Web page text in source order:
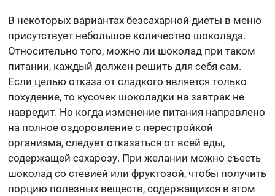
В некоторых вариантах безсахарной диеты в меню
присутствует небольшое количество шоколада.
Относительно того, можно ли шоколад при таком
питании, каждый должен решить для себя сам.
Если целью отказа от сладкого является только
похудение, то кусочек шоколадки на завтрак не
навредит. Но когда изменение питания направлено
на полное оздоровление с перестройкой
организма, следует отказаться от всей еды,
содержащей сахарозу. При желании можно съесть
шоколад со стевией или фруктозой, чтобы получить
порцию полезных веществ, содержащихся в этом